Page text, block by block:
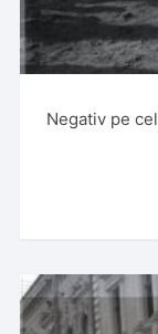
Negativ pe